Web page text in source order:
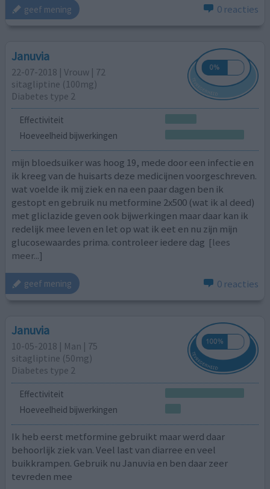
geef mening 0 reacties
Januvia
22-07-2018 | Vrouw | 72
sitagliptine (100mg)
Diabetes type 2
Effectiviteit
Hoeveelheid bijwerkingen
mijn bloedsuiker was hoog 19, mede door een infectie en
ik kreeg van de huisarts deze medicijnen voorgeschreven.
wat voelde ik mij ziek en na een paar dagen ben ik
gestopt en gebruik nu metformine 2x500 (wat ik al deed)
met gliclazide geven ook bijwerkingen maar daar kan ik
redelijk mee leven en let op wat ik eet en nu zijn mijn
glucosewaardes prima. controleer iedere dag [lees
meer...]
geef mening 0 reacties
Januvia
10-05-2018 | Man | 75
sitagliptine (50mg)
Diabetes type 2
Effectiviteit
Hoeveelheid bijwerkingen
Ik heb eerst metformine gebruikt maar werd daar
behoorlijk ziek van. Veel last van diarree en veel
buikkrampen. Gebruik nu Januvia en ben daar zeer
tevreden mee